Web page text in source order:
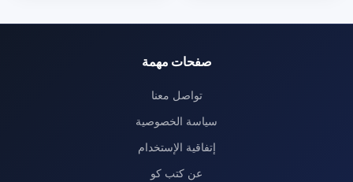
صفحات مهمة
تواصل معنا
سياسة الخصوصية
إتفاقية الإستخدام
عن كتب كو